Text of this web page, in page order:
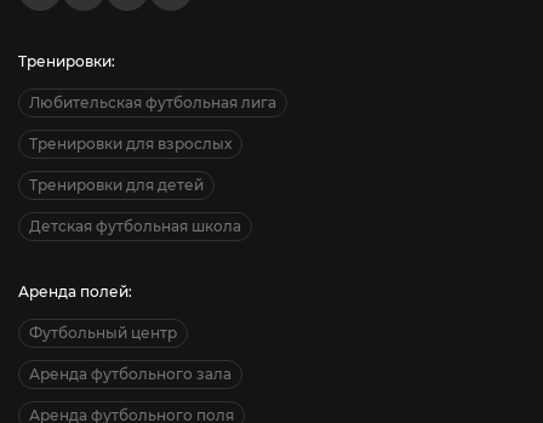
Тренировки:
Любительская футбольная лига
Тренировки для взрослых
Тренировки для детей
Детская футбольная школа
Аренда полей:
Футбольный центр
Аренда футбольного зала
Аренда футбольного поля